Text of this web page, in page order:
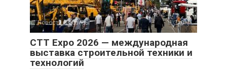
Новости и обзоры 0
CTT Expo 2026 — международная
выставка строительной техники и
технологий